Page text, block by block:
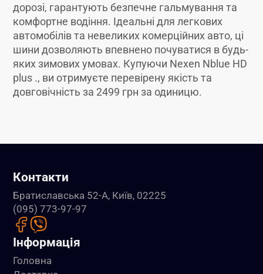
дорозі, гарантують безпечне гальмування та
комфортне водіння. Ідеальні для легкових
автомобілів та невеликих комерційних авто, ці
шини дозволяють впевнено почуватися в будь-
яких зимових умовах. Купуючи Nexen Nblue HD
plus ., ви отримуєте перевірену якість та
довговічність за 2499 грн за одиницю.
Контакти
Братиславська 52-А, Київ, 02225
(095) 773-97-97
Інформація
Головна